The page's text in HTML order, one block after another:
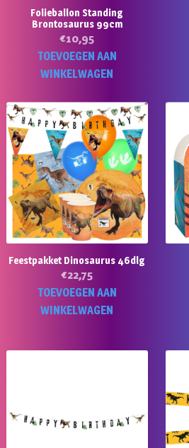
Folieballon Standing
Brontosaurus 99cm
€10,95
TOEVOEGEN AAN
WINKELWAGEN
Feestpakket Dinosaurus 46dlg
€22,75
TOEVOEGEN AAN
WINKELWAGEN